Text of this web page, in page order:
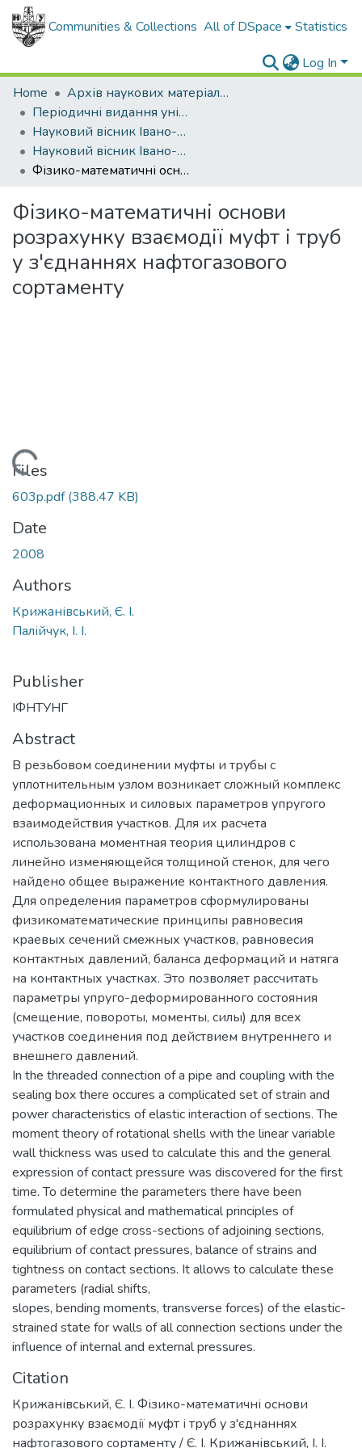
Communities & Collections All of DSpace Statistics
Log In
Home
Архів наукових матеріалів
Періодичні видання університету
Науковий вісник Івано-Франківського національного технічного університету нафти і газу
Науковий вісник Івано-Франківського національного технічного університету нафти і газу - 2008 - №2
Фізико-математичні основи розрахунку взаємодії муфт і труб у з'єднаннях нафтогазового сортаменту
Фізико-математичні основи
розрахунку взаємодії муфт і труб
у з'єднаннях нафтогазового
сортаменту
Loading...
Files
603p.pdf(388.47 KB)
Date
2008
Authors
Крижанівський, Є. І.
Палійчук, І. І.
Publisher
ІФНТУНГ
Abstract
В резьбовом соединении муфты и трубы с
уплотнительным узлом возникает сложный комплекс
деформационных и силовых параметров упругого
взаимодействия участков. Для их расчета
использована моментная теория цилиндров с
линейно изменяющейся толщиной стенок, для чего
найдено общее выражение контактного давления.
Для определения параметров сформулированы
физикоматематические принципы равновесия
краевых сечений смежных участков, равновесия
контактных давлений, баланса деформаций и натяга
на контактных участках. Это позволяет рассчитать
параметры упруго-деформированного состояния
(смещение, повороты, моменты, силы) для всех
участков соединения под действием внутреннего и
внешнего давлений.
In the threaded connection of a pipe and coupling with the
sealing box there occures a complicated set of strain and
power characteristics of elastic interaction of sections. The
moment theory of rotational shells with the linear variable
wall thickness was used to calculate this and the general
expression of contact pressure was discovered for the first
time. To determine the parameters there have been
formulated physical and mathematical principles of
equilibrium of edge cross-sections of adjoining sections,
equilibrium of contact pressures, balance of strains and
tightness on contact sections. It allows to calculate these
parameters (radial shifts,
slopes, bending moments, transverse forces) of the elastic-
strained state for walls of all connection sections under the
influence of internal and external pressures.
Citation
Крижанівський, Є. І. Фізико-математичні основи
розрахунку взаємодії муфт і труб у з'єднаннях
нафтогазового сортаменту / Є. І. Крижанівський, І. І.